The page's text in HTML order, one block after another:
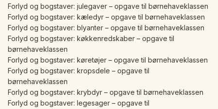
Forlyd og bogstaver: julegaver – opgave til børnehaveklassen
Forlyd og bogstaver: kæledyr – opgave til børnehaveklassen
Forlyd og bogstaver: blyanter – opgave til børnehaveklassen
Forlyd og bogstaver: køkkenredskaber – opgave til
børnehaveklassen
Forlyd og bogstaver: køretøjer – opgave til børnehaveklassen
Forlyd og bogstaver: kropsdele – opgave til
børnehaveklassen
Forlyd og bogstaver: krybdyr – opgave til børnehaveklassen
Forlyd og bogstaver: legesager – opgave til